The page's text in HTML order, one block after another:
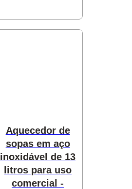
Aquecedor de
sopas em aço
inoxidável de 13
litros para uso
comercial -